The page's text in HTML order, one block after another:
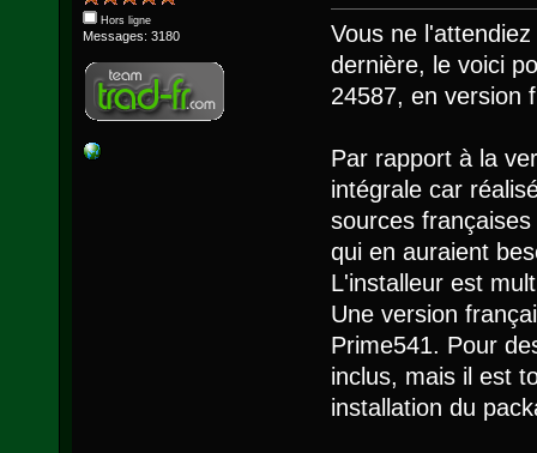
Hors ligne
Messages: 3180
Vous ne
dernière, le voici
24587, en version
Par rapport à la
intégrale car
sources
qui en auraient
L'installeur est
Une version
Prime541. Pour
inclus, mais il est
installation du